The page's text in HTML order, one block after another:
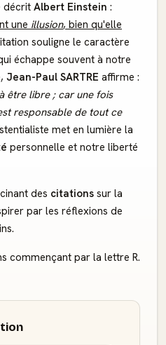
décrit Albert Einstein :
une illusion, bien qu'elle
souligne le caractère
échappe souvent à notre
Jean-Paul SARTRE affirme :
être libre ; car une fois
responsable de tout ce
met en lumière la
personnelle et notre liberté
des citations sur la
par les réflexions de
commençant par la lettre R.